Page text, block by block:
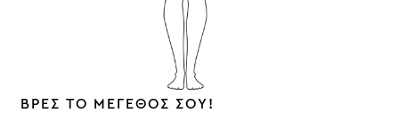
ΒΡΕΣ ΤΟ ΜΕΓΕΘΟΣ ΣΟΥ!